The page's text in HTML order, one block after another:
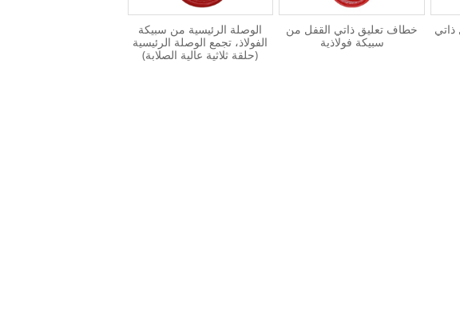
خطاف تعليق ذاتي القفل من
سبيكة فولاذية
الوصلة الرئيسية من سبيكة
الفولاذ، تجمع الوصلة الرئيسية
(حلقة ثلاثية عالية الصلابة)